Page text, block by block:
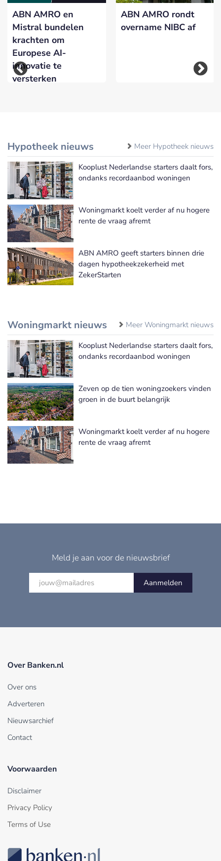
ABN AMRO en
Mistral bundelen
krachten om
Europese AI-
innovatie te
versterken
ABN AMRO rondt
overname NIBC af
Hypotheek nieuws Meer Hypotheek nieuws
Kooplust Nederlandse starters daalt fors,
ondanks recordaanbod woningen
Woningmarkt koelt verder af nu hogere
rente de vraag afremt
ABN AMRO geeft starters binnen drie
dagen hypotheekzekerheid met
ZekerStarten
Woningmarkt nieuws Meer Woningmarkt nieuws
Kooplust Nederlandse starters daalt fors,
ondanks recordaanbod woningen
Zeven op de tien woningzoekers vinden
groen in de buurt belangrijk
Woningmarkt koelt verder af nu hogere
rente de vraag afremt
Meld je aan voor de nieuwsbrief
Aanmelden
Over Banken.nl
Over ons
Adverteren
Nieuwsarchief
Contact
Voorwaarden
Disclaimer
Privacy Policy
Terms of Use